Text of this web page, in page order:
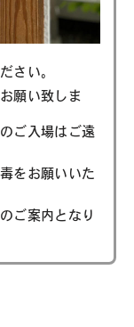
さい。
願い致しま
ご入場はご遠
をお願いいた
ご案内となり